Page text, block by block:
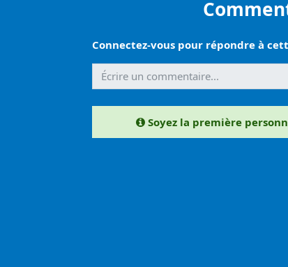
Connectez-vous pour répondre à
Soyez la première